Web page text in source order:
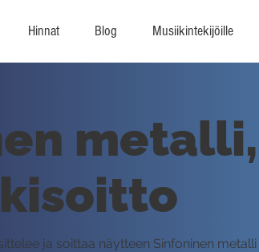
Hinnat Blog Musiikintekijöille
metalli,
ja soittaa näytteen Sinfoninen